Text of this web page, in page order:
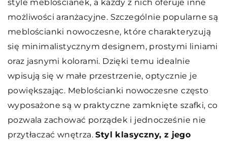
style meblościanek, a każdy z nich oferuje inne
możliwości aranżacyjne. Szczególnie popularne są
meblościanki nowoczesne, które charakteryzują
się minimalistycznym designem, prostymi liniami
oraz jasnymi kolorami. Dzięki temu idealnie
wpisują się w małe przestrzenie, optycznie je
powiększając. Meblościanki nowoczesne często
wyposażone są w praktyczne zamknięte szafki, co
pozwala zachować porządek i jednocześnie nie
przytłaczać wnętrza.Styl klasyczny, z jego